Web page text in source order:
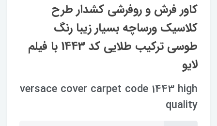
کاور فرش و روفرشی کشدار طرح
کلاسیک ورساچه بسیار زیبا رنگ
طوسی ترکیب طلایی کد 1443 با فیلم
لایو
versace cover carpet code 1443 high
quality